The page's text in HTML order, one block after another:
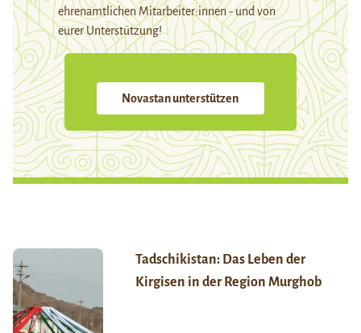
ehrenamtlichen Mitarbeiter:innen - und von
eurer Unterstützung!
Novastan unterstützen
Tadschikistan: Das Leben der
Kirgisen in der Region Murghob